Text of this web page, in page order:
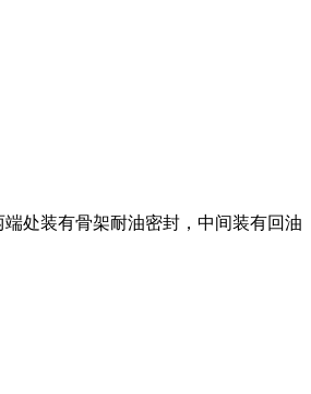
处装有骨架耐油密封，中间装有回油